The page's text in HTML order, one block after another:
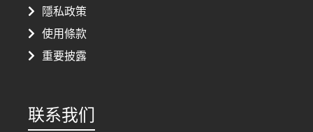
隱私政策
使用條款
重要披露
联系我们